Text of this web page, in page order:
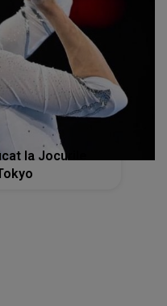
la Jocurile